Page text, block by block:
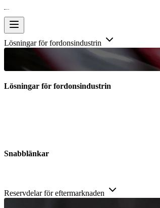
Lösningar för fordonsindustrin
Lösningar för fordonsindustrin
Snabblänkar
Reservdelar för eftermarknaden